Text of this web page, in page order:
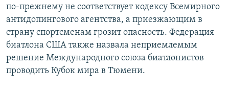
по-прежнему не соответствует кодексу Всемирного
антидопингового агентства, а приезжающим в
страну спортсменам грозит опасность. Федерация
биатлона США также назвала неприемлемым
решение Международного союза биатлонистов
проводить Кубок мира в Тюмени.